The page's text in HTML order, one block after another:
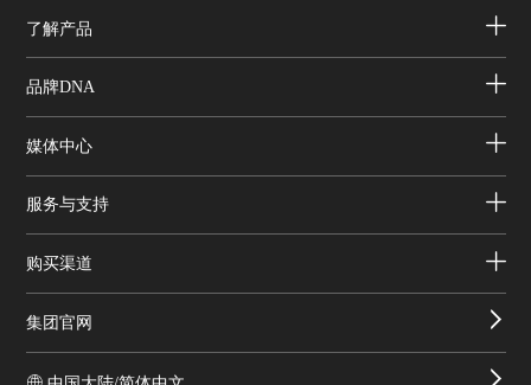
了解产品
品牌DNA
媒体中心
服务与支持
购买渠道
集团官网